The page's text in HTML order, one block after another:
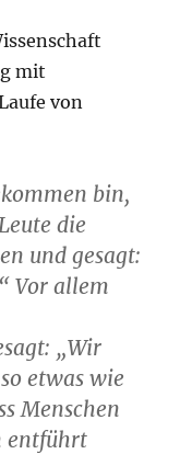
mit
von
bin,
die
und gesagt:
Vor allem
„Wir
etwas wie
Menschen
entführt